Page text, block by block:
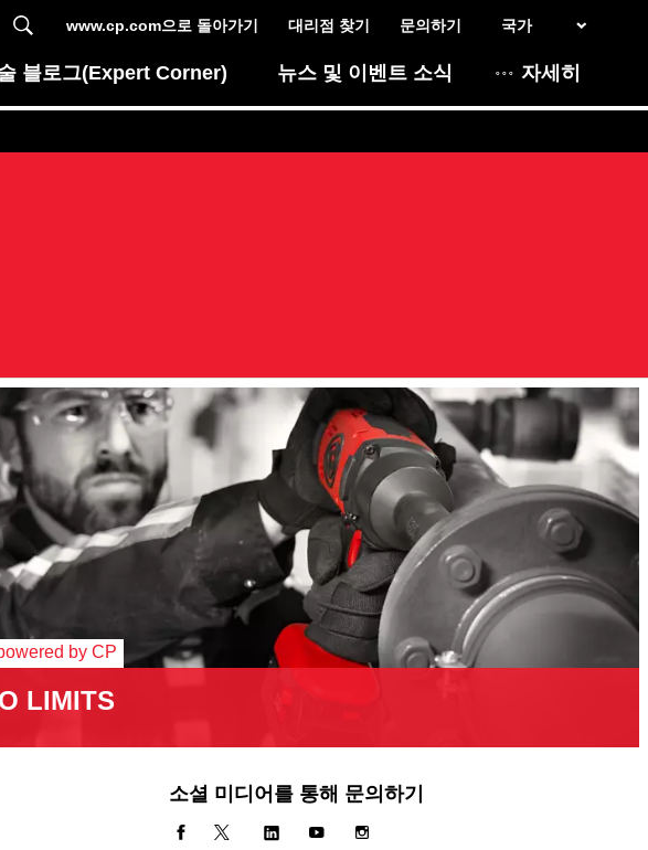
국가
www.cp.com으로 돌아가기 대리점 찾기 문의하기
자세히
블로그(Expert Corner) 뉴스 및 이벤트 소식
by CP
LIMITS
소셜 미디어를 통해 문의하기